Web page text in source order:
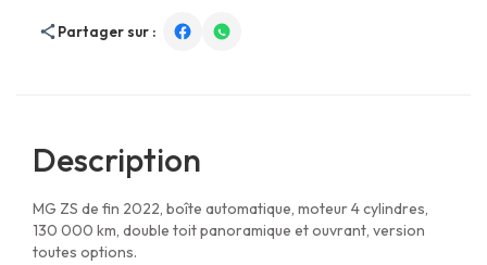
Partager sur :
Description
MG ZS de fin 2022, boîte automatique, moteur 4 cylindres,
130 000 km, double toit panoramique et ouvrant, version
toutes options.